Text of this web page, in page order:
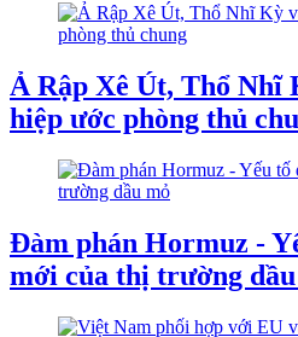
Ả Rập Xê Út, Thổ Nhĩ
hiệp ước phòng thủ
Đàm phán Hormuz -
mới của thị trường